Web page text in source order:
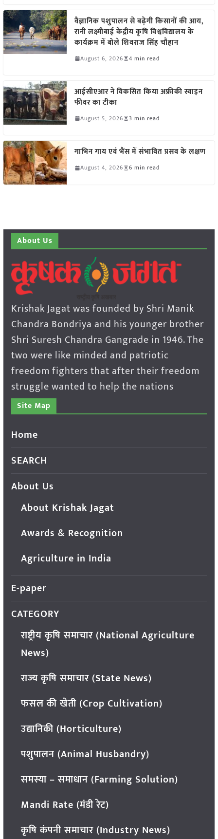
वैज्ञानिक पशुपालन से बढ़ेगी किसानों की आय,
रानी लक्ष्मीबाई केंद्रीय कृषि विश्वविद्यालय के
कार्यक्रम में बोले शिवराज सिंह चौहान
August 6, 2026 4 min read
आईसीएआर ने विकसित किया अफ्रीकी स्वाइन
फीवर का टीका
August 5, 2026 3 min read
गाभिन गाय एवं भैंस में संभावित प्रसव के लक्षण
August 4, 2026 6 min read
About Us
Krishak Jagat was founded by Shri Manik
Chandra Bondriya and his younger brother
Shri Suresh Chandra Gangrade in 1946. The
two were like minded and patriotic
freedom fighters that after their freedom
struggle wanted to help the nations
Site Map
Home
SEARCH
About Us
About Krishak Jagat
Awards & Recognition
Agriculture in India
E-paper
CATEGORY
राष्ट्रीय कृषि समाचार (National Agriculture
News)
राज्य कृषि समाचार (State News)
फसल की खेती (Crop Cultivation)
उद्यानिकी (Horticulture)
पशुपालन (Animal Husbandry)
समस्या – समाधान (Farming Solution)
Mandi Rate (मंडी रेट)
कृषि कंपनी समाचार (Industry News)